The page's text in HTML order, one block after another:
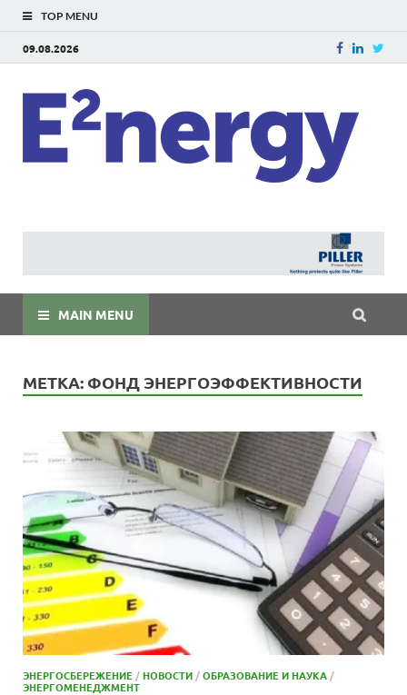
TOP MENU
09.08.2026
MAIN MENU
МЕТКА:ФОНД ЭНЕРГОЭФФЕКТИВНОСТИ
ЭНЕРГОСБЕРЕЖЕНИЕ /НОВОСТИ /ОБРАЗОВАНИЕ И НАУКА /
ЭНЕРГОМЕНЕДЖМЕНТ